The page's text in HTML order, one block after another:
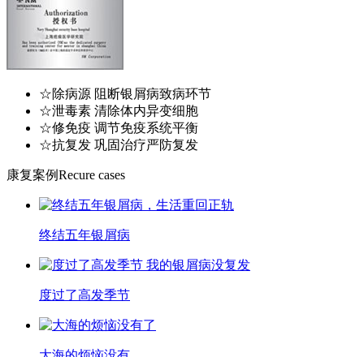
☆除病源 阻断银屑病致病环节
☆泄毒素 清除体内异变细胞
☆修免疫 调节免疫系统平衡
☆抗复发 巩固治疗严防复发
康复案例Recure cases
终结五年银屑病
度过了高发季节